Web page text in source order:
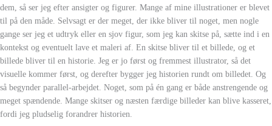
dem, så ser jeg efter ansigter og figurer. Mange af mine illustrationer er blevet
til på den måde. Selvsagt er der meget, der ikke bliver til noget, men nogle
gange ser jeg et udtryk eller en sjov figur, som jeg kan skitse på, sætte ind i en
kontekst og eventuelt lave et maleri af. En skitse bliver til et billede, og et
billede bliver til en historie. Jeg er jo først og fremmest illustrator, så det
visuelle kommer først, og derefter bygger jeg historien rundt om billedet. Og
så begynder parallel-arbejdet. Noget, som på én gang er både anstrengende og
meget spændende. Mange skitser og næsten færdige billeder kan blive kasseret,
fordi jeg pludselig forandrer historien.